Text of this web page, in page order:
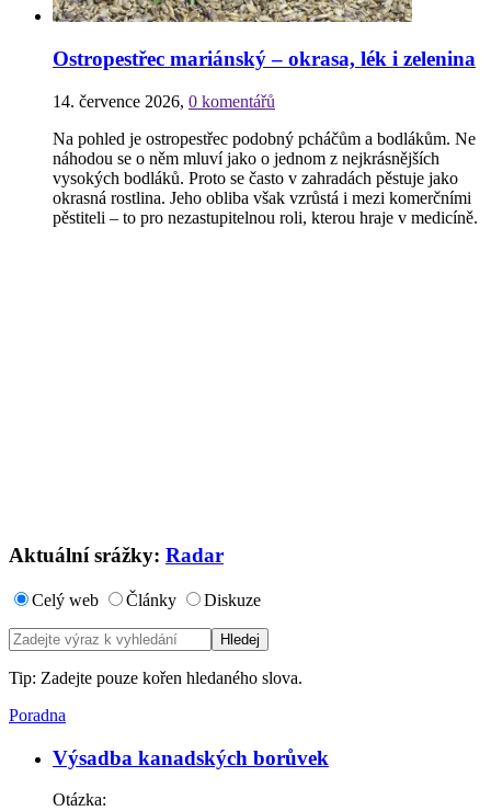
Ostropestřec mariánský – okrasa, lék i zelenina
14. července 2026, 0 komentářů
Na pohled je ostropestřec podobný pcháčům a bodlákům. Ne
náhodou se o něm mluví jako o jednom z nejkrásnějších
vysokých bodláků. Proto se často v zahradách pěstuje jako
okrasná rostlina. Jeho obliba však vzrůstá i mezi komerčními
pěstiteli – to pro nezastupitelnou roli, kterou hraje v medicíně.
Aktuální srážky: Radar
Celý web Články Diskuze
Tip: Zadejte pouze kořen hledaného slova.
Poradna
Výsadba kanadských borůvek
Otázka: